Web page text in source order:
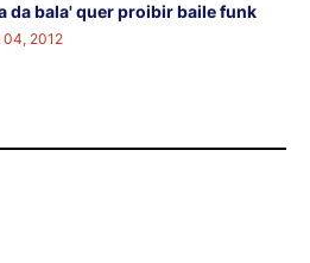
da bala' quer proibir baile funk
04, 2012